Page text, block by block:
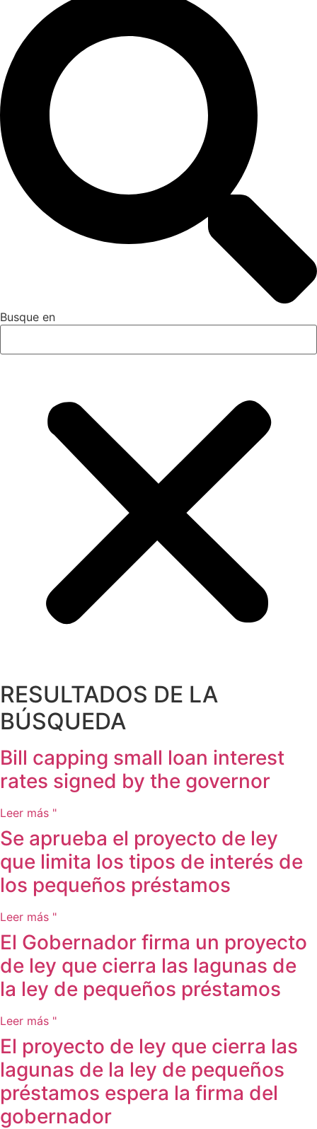
Busque en
RESULTADOS DE LA
BÚSQUEDA
Bill capping small loan interest
rates signed by the governor
Leer más "
Se aprueba el proyecto de ley
que limita los tipos de interés de
los pequeños préstamos
Leer más "
El Gobernador firma un proyecto
de ley que cierra las lagunas de
la ley de pequeños préstamos
Leer más "
El proyecto de ley que cierra las
lagunas de la ley de pequeños
préstamos espera la firma del
gobernador